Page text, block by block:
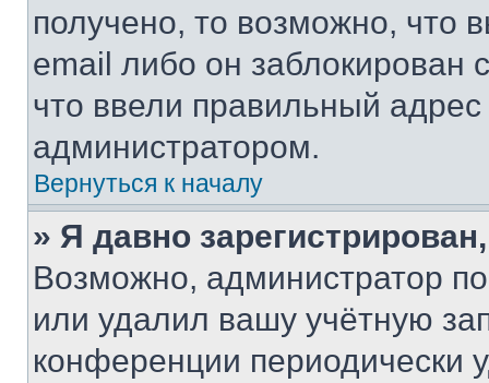
получено, то возможно, что
email либо он
что ввели правильный адрес
администратором.
Вернуться к началу
» Я давно
Возможно, администратор
или удалил вашу учётную
конференции периодически